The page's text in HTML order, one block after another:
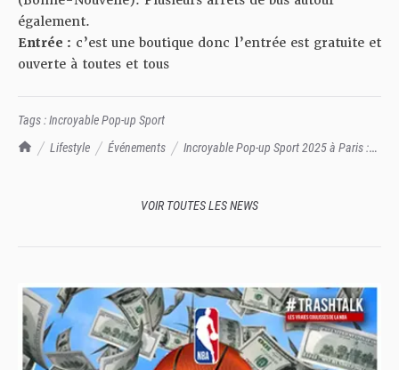
TrashTalk Actu NBA
Lifestyle Événements
Incroyable Pop-up Sport 2025 à Paris :
également.
Entrée : c’est une boutique donc l’entrée est gratuite et
ouverte à toutes et tous
Tags :Incroyable Pop-up Sport
VOIR TOUTES LES NEWS